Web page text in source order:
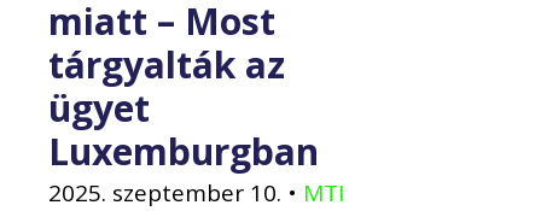
miatt – Most
tárgyalták az
ügyet
Luxemburgban
2025. szeptember 10. • MTI